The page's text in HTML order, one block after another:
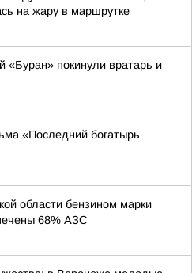
на жару в маршрутке
«Буран» покинули вратарь и
«Последний богатырь
области бензином марки
68% АЗС